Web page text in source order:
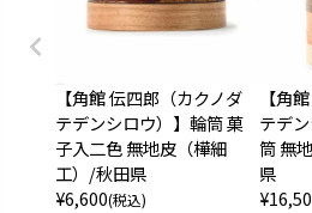
【角館 伝四郎（カクノダ
テデンシロウ）】輪筒 菓
子入二色 無地皮（樺細
工）/秋田県
¥6,600(税込)
【角
テデ
筒 無
県
¥